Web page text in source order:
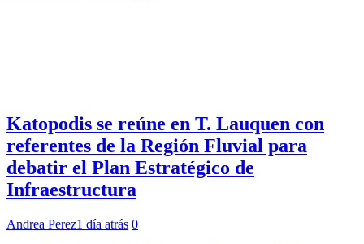
Katopodis se reúne en T. Lauquen con
referentes de la Región Fluvial para
debatir el Plan Estratégico de
Infraestructura
Andrea Perez1 día atrás 0